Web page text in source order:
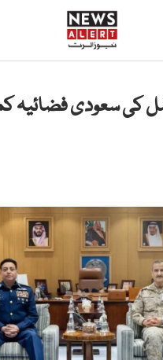
کی سعودی فضائیہ